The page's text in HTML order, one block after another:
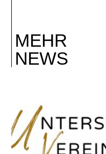
MEHR
NEWS